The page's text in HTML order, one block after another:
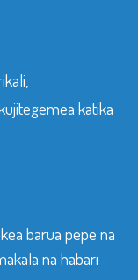
katika
barua pepe na
na habari